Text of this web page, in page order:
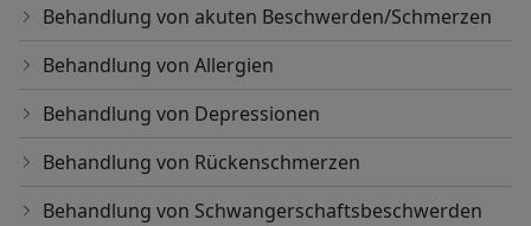
Behandlung von akuten Beschwerden/Schmerzen
Behandlung von Allergien
Behandlung von Depressionen
Behandlung von Rückenschmerzen
Behandlung von Schwangerschaftsbeschwerden